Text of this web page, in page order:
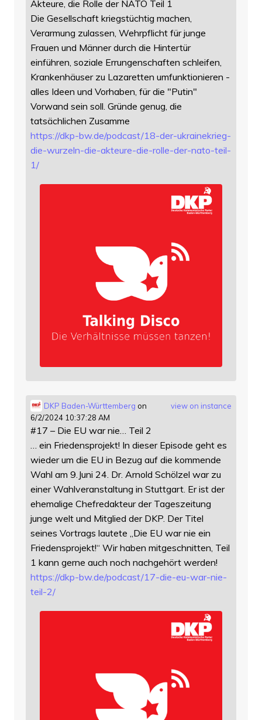
Akteure, die Rolle der NATO Teil 1
Die Gesellschaft kriegstüchtig machen,
Verarmung zulassen, Wehrpflicht für junge
Frauen und Männer durch die Hintertür
einführen, soziale Errungenschaften schleifen,
Krankenhäuser zu Lazaretten umfunktionieren -
alles Ideen und Vorhaben, für die "Putin"
Vorwand sein soll. Gründe genug, die
tatsächlichen Zusamme
https://dkp-bw.de/podcast/18-der-ukrainekrieg-
die-wurzeln-die-akteure-die-rolle-der-nato-teil-
1/
view on instance
DKP Baden-Württemberg on
6/2/2024 10:37:28 AM
#17 – Die EU war nie… Teil 2
… ein Friedensprojekt! In dieser Episode geht es
wieder um die EU in Bezug auf die kommende
Wahl am 9.Juni 24. Dr. Arnold Schölzel war zu
einer Wahlveranstaltung in Stuttgart. Er ist der
ehemalige Chefredakteur der Tageszeitung
junge welt und Mitglied der DKP. Der Titel
seines Vortrags lautete „Die EU war nie ein
Friedensprojekt!“ Wir haben mitgeschnitten, Teil
1 kann gerne auch noch nachgehört werden!
https://dkp-bw.de/podcast/17-die-eu-war-nie-
teil-2/